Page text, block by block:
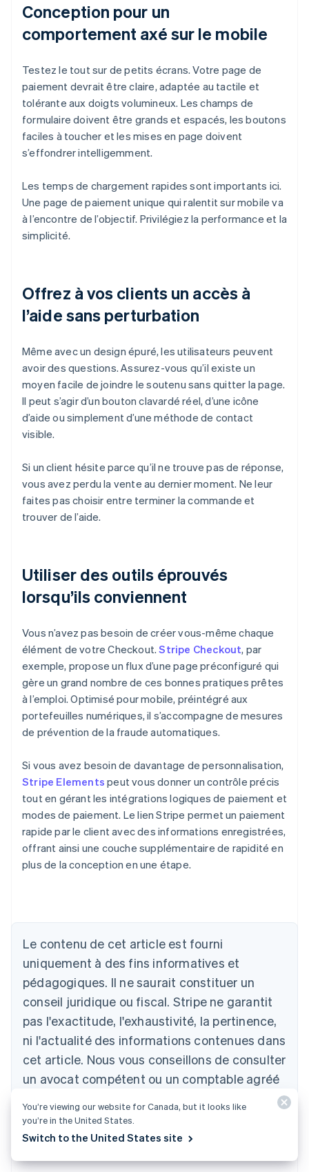
Conception pour un
comportement axé sur le mobile
Testez le tout sur de petits écrans. Votre page de
paiement devrait être claire, adaptée au tactile et
tolérante aux doigts volumineux. Les champs de
formulaire doivent être grands et espacés, les boutons
faciles à toucher et les mises en page doivent
s’effondrer intelligemment.
Les temps de chargement rapides sont importants ici.
Une page de paiement unique qui ralentit sur mobile va
à l’encontre de l’objectif. Privilégiez la performance et la
simplicité.
Offrez à vos clients un accès à
l’aide sans perturbation
Même avec un design épuré, les utilisateurs peuvent
avoir des questions. Assurez-vous qu’il existe un
moyen facile de joindre le soutenu sans quitter la page.
Il peut s’agir d’un bouton clavardé réel, d’une icône
d’aide ou simplement d’une méthode de contact
visible.
Si un client hésite parce qu’il ne trouve pas de réponse,
vous avez perdu la vente au dernier moment. Ne leur
faites pas choisir entre terminer la commande et
trouver de l’aide.
Utiliser des outils éprouvés
lorsqu’ils conviennent
Vous n’avez pas besoin de créer vous-même chaque
élément de votre Checkout.Stripe Checkout, par
exemple, propose un flux d’une page préconfiguré qui
gère un grand nombre de ces bonnes pratiques prêtes
à l’emploi. Optimisé pour mobile, préintégré aux
portefeuilles numériques, il s’accompagne de mesures
de prévention de la fraude automatiques.
Si vous avez besoin de davantage de personnalisation,
Stripe Elements peut vous donner un contrôle précis
tout en gérant les intégrations logiques de paiement et
modes de paiement. Le lien Stripe permet un paiement
rapide par le client avec des informations enregistrées,
offrant ainsi une couche supplémentaire de rapidité en
plus de la conception en une étape.
Le contenu de cet article est fourni
uniquement à des fins informatives et
pédagogiques. Il ne saurait constituer un
conseil juridique ou fiscal. Stripe ne garantit
pas l'exactitude, l'exhaustivité, la pertinence,
ni l'actualité des informations contenues dans
cet article. Nous vous conseillons de consulter
un avocat compétent ou un comptable agréé
obtenir des conseils adaptés à votre situation
particulière.
Allemagne
DeutschEnglish
Australie
English
Autriche
Deutsch English
NederlandsFrançaisDeutschEnglish
Brésil
PortuguêsEnglish
English
You’re viewing our website for Canada, but it looks like
you’re in the United States.
Switch to the United States site